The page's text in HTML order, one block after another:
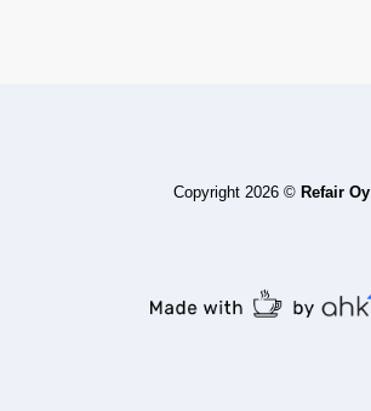
Copyright 2026 © Refair Oy